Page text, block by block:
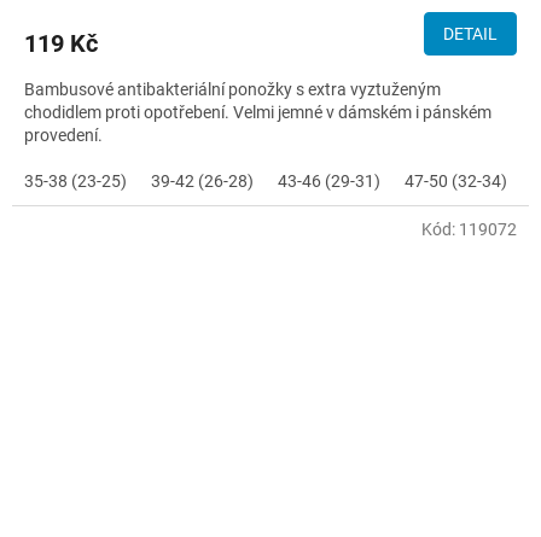
119 Kč DETAIL
Bambusové antibakteriální ponožky s extra vyztuženým
chodidlem proti opotřebení. Velmi jemné v dámském i pánském
provedení.
35-38 (23-25) 39-42 (26-28) 43-46 (29-31) 47-50 (32-34)
Kód: 119072